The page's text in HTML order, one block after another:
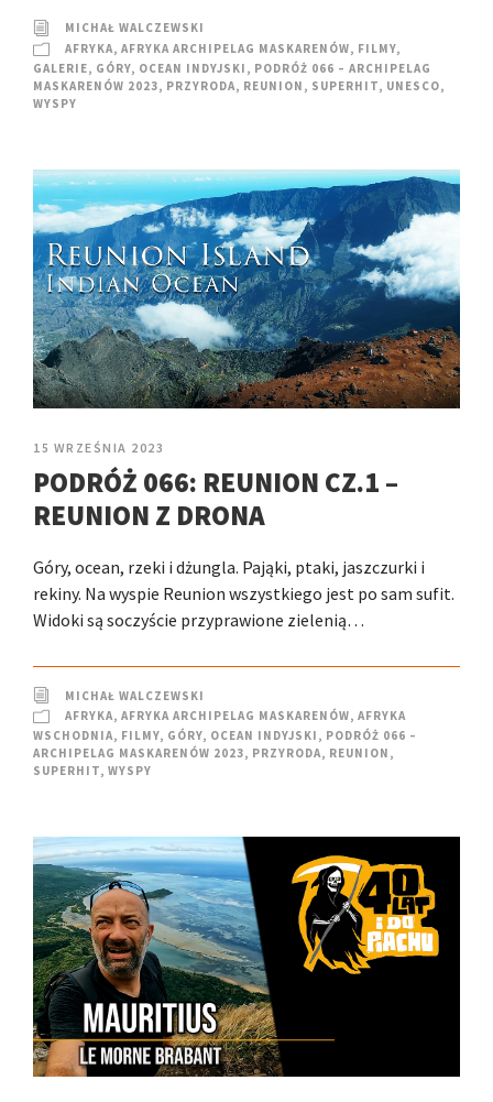
MICHAŁ WALCZEWSKI
AFRYKA, AFRYKA ARCHIPELAG MASKARENÓW, FILMY,
GALERIE, GÓRY, OCEAN INDYJSKI , PODRÓŻ 066 – ARCHIPELAG
MASKARENÓW 2023, PRZYRODA, REUNION , SUPERHIT, UNESCO,
WYSPY
15 WRZEŚNIA 2023
PODRÓŻ 066: REUNION CZ.1 –
REUNION Z DRONA
Góry, ocean, rzeki i dżungla. Pająki, ptaki, jaszczurki i
rekiny. Na wyspie Reunion wszystkiego jest po sam sufit.
Widoki są soczyście przyprawione zielenią…
MICHAŁ WALCZEWSKI
AFRYKA, AFRYKA ARCHIPELAG MASKARENÓW, AFRYKA
WSCHODNIA, FILMY, GÓRY, OCEAN INDYJSKI , PODRÓŻ 066 –
ARCHIPELAG MASKARENÓW 2023, PRZYRODA, REUNION ,
SUPERHIT, WYSPY